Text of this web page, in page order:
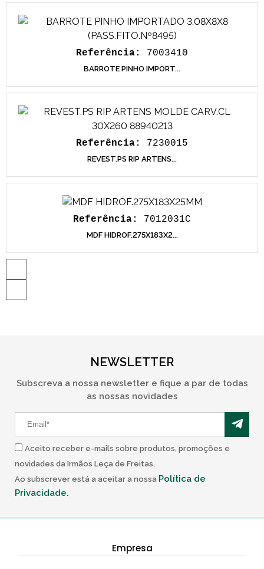
Referência: 7003410
BARROTE PINHO IMPORT...
Referência: 7230015
REVEST.PS RIP ARTENS...
Referência: 7012031C
MDF HIDROF.275X183X2...
NEWSLETTER
Subscreva a nossa newsletter e fique a par de todas
as nossas novidades
Aceito receber e-mails sobre produtos, promoções e
novidades da Irmãos Leça de Freitas.
Ao subscrever está a aceitar a nossa Política de
Privacidade.
Empresa